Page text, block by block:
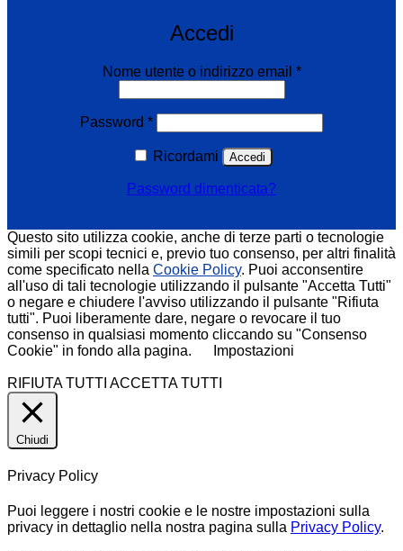
Accedi
Nome utente o indirizzo email *Richiesto
Password *Richiesto
Ricordami Accedi
Password dimenticata?
Questo sito utilizza cookie, anche di terze parti o tecnologie
simili per scopi tecnici e, previo tuo consenso, per altri finalità
come specificato nella Cookie Policy. Puoi acconsentire
all'uso di tali tecnologie utilizzando il pulsante "Accetta Tutti"
o negare e chiudere l'avviso utilizzando il pulsante "Rifiuta
tutti". Puoi liberamente dare, negare o revocare il tuo
consenso in qualsiasi momento cliccando su "Consenso
Cookie" in fondo alla pagina.
Impostazioni
RIFIUTA TUTTI ACCETTA TUTTI
Chiudi
Privacy Policy
Puoi leggere i nostri cookie e le nostre impostazioni sulla
privacy in dettaglio nella nostra pagina sulla Privacy Policy.